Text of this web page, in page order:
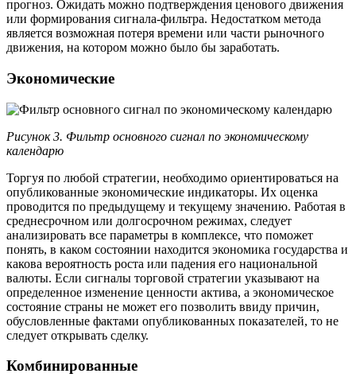
прогноз. Ожидать можно подтверждения ценового движения
или формирования сигнала-фильтра. Недостатком метода
является возможная потеря времени или части рыночного
движения, на котором можно было бы заработать.
Экономические
Рисунок 3. Фильтр основного сигнал по экономическому
календарю
Торгуя по любой стратегии, необходимо ориентироваться на
опубликованные экономические индикаторы. Их оценка
проводится по предыдущему и текущему значению. Работая в
среднесрочном или долгосрочном режимах, следует
анализировать все параметры в комплексе, что поможет
понять, в каком состоянии находится экономика государства и
какова вероятность роста или падения его национальной
валюты. Если сигналы торговой стратегии указывают на
определенное изменение ценности актива, а экономическое
состояние страны не может его позволить ввиду причин,
обусловленные фактами опубликованных показателей, то не
следует открывать сделку.
Комбинированные